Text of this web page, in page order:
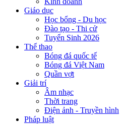
Giáo dục
Học bổng - Du học
Đào tạo - Thi cử
Tuyển Sinh 2026
Thể thao
Bóng đá quốc tế
Bóng đá Việt Nam
Quần vợt
Giải trí
Âm nhạc
Thời trang
Điện ảnh - Truyền hình
Pháp luật